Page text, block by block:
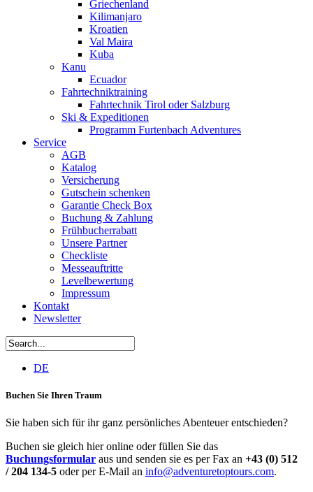
Griechenland
Kilimanjaro
Kroatien
Val Maira
Kuba
Kanu
Ecuador
Fahrtechniktraining
Fahrtechnik Tirol oder Salzburg
Ski & Expeditionen
Programm Furtenbach Adventures
Service
AGB
Katalog
Versicherung
Gutschein schenken
Garantie Check Box
Buchung & Zahlung
Frühbucherrabatt
Unsere Partner
Checkliste
Messeauftritte
Levelbewertung
Impressum
Kontakt
Newsletter
DE
Buchen Sie Ihren Traum
Sie haben sich für ihr ganz persönliches Abenteuer entschieden?
Buchen sie gleich hier online oder füllen Sie das
Buchungsformular aus und senden sie es per Fax an +43 (0) 512
/ 204 134-5 oder per E-Mail an info@adventuretoptours.com.